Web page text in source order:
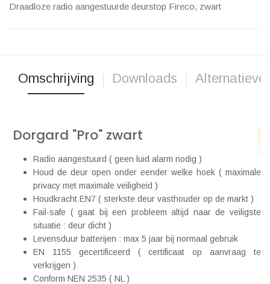
Draadloze radio aangestuurde deurstop Fireco, zwart
Omschrijving Downloads Alternatieve
Dorgard "Pro" zwart
Radio aangestuurd ( geen luid alarm nodig )
Houd de deur open onder eender welke hoek ( maximale
privacy met maximale veiligheid )
Houdkracht EN7 ( sterkste deur vasthouder op de markt )
Fail-safe ( gaat bij een probleem altijd naar de veiligste
situatie : deur dicht )
Levensduur batterijen : max 5 jaar bij normaal gebruik
EN 1155 gecertificeerd ( certificaat op aanvraag te
verkrijgen )
Conform NEN 2535 ( NL )